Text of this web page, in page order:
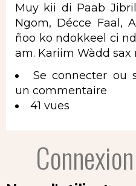
Muy kii di Paab
Ngom, Décce Faal,
ñoo ko ndokkeel ci
am. Kariim Wàdd sax
Se connecter ou
un commentaire
41 vues